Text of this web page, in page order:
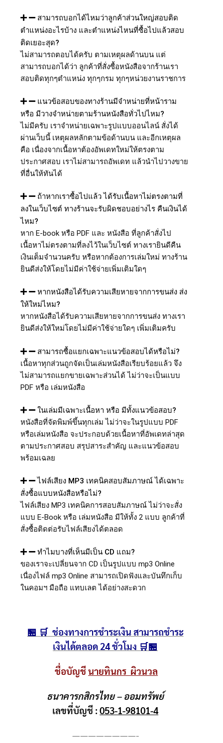
สามารถบอกได้ไหมว่าลูกค้าส่วนใหญ่สอบติด
ตำแหน่งอะไรบ้าง และตำแหน่งไหนที่ซื้อไปแล้วสอบ
ติดเยอะสุด?
ไม่สามารถตอบได้ครับ ตามเหตุผลด้านบน แต่
สามารถบอกได้ว่า ลูกค้าที่สั่งซื้อหนังสือจากร้านเรา
สอบติดทุกๆตำแหน่ง ทุกๆกรม ทุกๆหน่วยงานราชการ
แนวข้อสอบของทางร้านมีจำหน่ายที่หน้าราม
หรือ มีวางจำหน่ายตามร้านหนังสือทั่วไปไหม?
ไม่มีครับ เราจำหน่ายเฉพาะรูปแบบออนไลน์ สั่งได้
ผ่านเว็บนี้ เหตุผลหลักตามข้อด้านบน และอีกเหตุผล
คือ เนื่องจากเนื้อหาต้องอัพเดทใหม่ให้ตรงตาม
ประกาศสอบ เราไม่สามารถอัพเดท แล้วนำไปวางขาย
ที่อื่นให้ทันได้
ถ้าหากเราซื้อไปแล้ว ได้รับเนื้อหาไม่ตรงตามที่
ลงในเว็บไซต์ ทางร้านจะรับผิดชอบอย่างไร คืนเงินได้
ไหม?
หาก E-book หรือ PDF และ หนังสือ ที่ลูกค้าสั่งไป
เนื้อหาไม่ตรงตามที่ลงไว้ในเว็บไซต์ ทางเรายินดีคืน
เงินเต็มจำนวนครับ หรือหากต้องการเล่มใหม่ ทางร้าน
ยินดีส่งให้โดยไม่มีค่าใช้จ่ายเพิ่มเติมใดๆ
หากหนังสือได้รับความเสียหายจากการขนส่ง ส่ง
ให้ใหม่ไหม?
หากหนังสือได้รับความเสียหายจากการขนส่ง ทางเรา
ยินดีส่งให้ใหม่โดยไม่มีค่าใช้จ่ายใดๆ เพิ่มเติมครับ
สามารถซื้อแยกเฉพาะแนวข้อสอบได้หรือไม่?
เนื้อหาทุกส่วนถูกจัดเป็นเล่มหนังสือเรียบร้อยแล้ว จึง
ไม่สามารถแยกขายเฉพาะส่วนได้ ไม่ว่าจะเป็นแบบ
PDF หรือ เล่มหนังสือ
ในเล่มมีเฉพาะเนื้อหา หรือ มีทั้งแนวข้อสอบ?
หนังสือที่จัดพิมพ์ขึ้นทุกเล่ม ไม่ว่าจะในรูปแบบ PDF
หรือเล่มหนังสือ จะประกอบด้วยเนื้อหาที่อัพเดทล่าสุด
ตามประกาศสอบ สรุปสาระสำคัญ และแนวข้อสอบ
พร้อมเฉลย
ไฟล์เสียง MP3 เทคนิคสอบสัมภาษณ์ ได้เฉพาะ
สั่งซื้อแบบหนังสือหรือไม่?
ไฟล์เสียง MP3 เทคนิคการสอบสัมภาษณ์ ไม่ว่าจะสั่ง
แบบ E-Book หรือ เล่มหนังสือ มีให้ทั้ง 2 แบบ ลูกค้าที่
สั่งซื้อติดต่อรับไฟล์เสียงได้ตลอด
ทำไมบางที่เห็นมีเป็น CD แถม?
ของเราจะเปลี่ยนจาก CD เป็นรูปแบบ mp3 Online
เนื่องไฟล์ mp3 Online สามารถเปิดฟังและบันทึกเก็บ
ในคอมฯ มือถือ แทบเลต ได้อย่างสะดวก
🏪 🛒 ช่องทางการชำระเงิน สามารถชำระ
เงินได้ตลอด 24 ชั่วโมง 🛒🏪
ชื่อบัญชีนายทินกร ผิวนวล
ธนาคารกสิกรไทย – ออมทรัพย์
เลขที่บัญชี :053-1-98101-4
————————-